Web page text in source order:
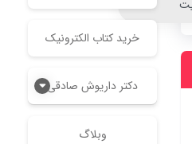
خرید کتاب الکترونیک
دکتر داریوش صادقی
وبلاگ